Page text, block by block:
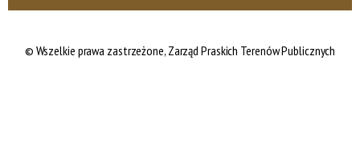
© Wszelkie prawa zastrzeżone, Zarząd Praskich Terenów Publicznych